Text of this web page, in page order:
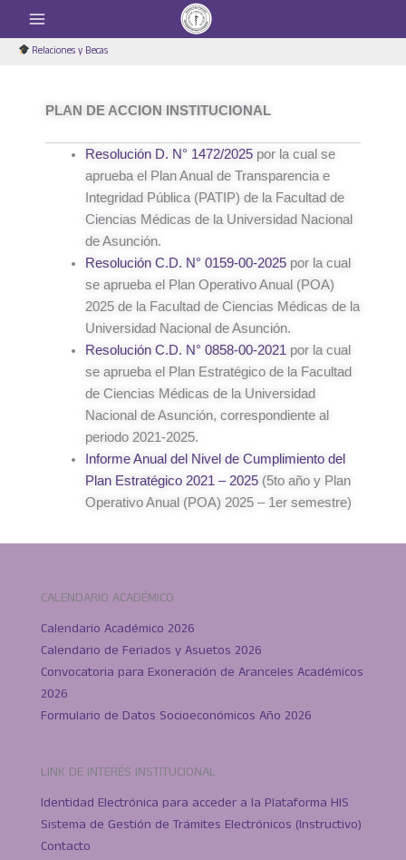
contenidoRelaciones y Becas
PLAN DE ACCION INSTITUCIONAL
Resolución D. N° 1472/2025por la cual se
aprueba el Plan Anual de Transparencia e
Integridad Pública (PATIP) de la Facultad de
Ciencias Médicas de la Universidad Nacional
de Asunción.
Resolución C.D. N° 0159-00-2025por la cual
se aprueba el Plan Operativo Anual (POA)
2025 de la Facultad de Ciencias Médicas de la
Universidad Nacional de Asunción.
Resolución C.D. N° 0858-00-2021por la cual
se aprueba el Plan Estratégico de la Facultad
de Ciencias Médicas de la Universidad
Nacional de Asunción, correspondiente al
periodo 2021-2025.
Informe Anual del Nivel de Cumplimiento del
Plan Estratégico 2021 – 2025(5to año y Plan
Operativo Anual (POA) 2025 – 1er semestre)
CALENDARIO ACADÉMICO
Calendario Académico 2026
Calendario de Feriados y Asuetos 2026
Convocatoria para Exoneración de Aranceles Académicos
2026
Formulario de Datos Socioeconómicos Año 2026
LINK DE INTERÉS INSTITUCIONAL
Identidad Electrónica para acceder a la Plataforma HIS
Sistema de Gestión de Trámites Electrónicos (Instructivo)
Contacto